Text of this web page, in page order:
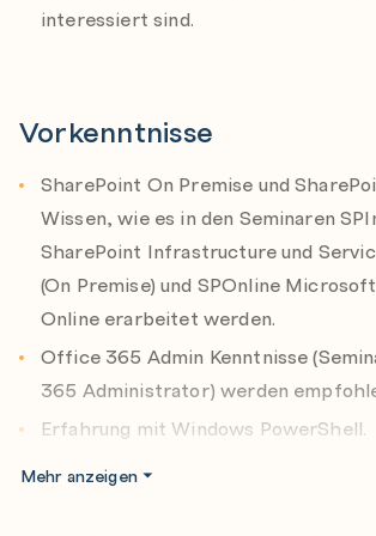
interessiert sind.
Vorkenntnisse
SharePoint On Premise und
Wissen, wie es in den Seminaren
SharePoint Infrastructure und
(On Premise) und SPOnline
Online erarbeitet werden.
Office 365 Admin Kenntnisse
365 Administrator) werden
Erfahrung mit Windows PowerShell.
Grundlegendes Verständnis der SQL
Mehr anzeigen